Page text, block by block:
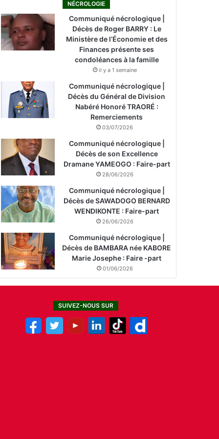
NÉCROLOGIE
Communiqué nécrologique |
Décès de Roger BARRY : Le
Ministère de l’Économie et des
Finances présente ses
condoléances à la famille
il y a 1 semaine
Communiqué nécrologique |
Décès du Général de Division
Nabéré Honoré TRAORÉ :
Remerciements
03/07/2026
Communiqué nécrologique |
Décès de son Excellence
Dramane YAMEOGO : Faire-part
28/06/2026
Communiqué nécrologique |
Décès de SAWADOGO BERNARD
WENDIKONTE : Faire-part
26/06/2026
Communiqué nécrologique |
Décès de BAMBARA née KABORE
Marie Josephe : Faire -part
01/06/2026
SUIVEZ-NOUS SUR